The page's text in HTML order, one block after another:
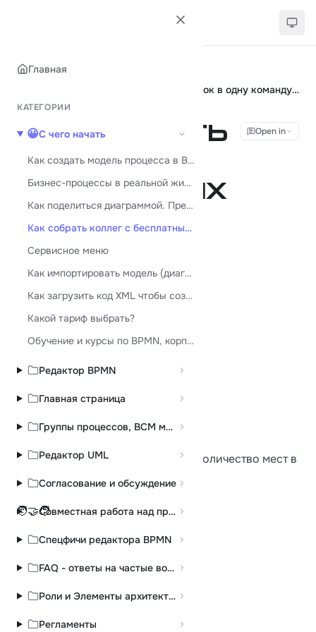
База знаний Stormbpmn
Главная
КАТЕГОРИИ
😀С чего начать
Как создать модель процесса в BPMN
Бизнес-процессы в реальной жизни
Как поделиться диаграммой. Предоставить доступ к ней другому человеку
Как собрать коллег с бесплатных учеток в одну команду и оформить счёт?
Сервисное меню
Как импортировать модель (диаграмму)
Как загрузить код XML чтобы создать диаграмму BPMN
Какой тариф выбрать?
Обучение и курсы по BPMN, корпоративное обучение
Редактор BPMN
Главная страница
Группы процессов, BCM модели
Редактор UML
Согласование и обсуждение
🧑‍🤝‍🧑 Cовместная работа над процессами - работа в команде
Спецфичи редактора BPMN
FAQ - ответы на частые вопросы
Роли и Элементы архитектуры
Регламенты
Главная
Как собрать коллег с бесплатных учеток в одну команду и оформить счёт?
Как собрать
коллег с
бесплатных
учеток в
одну
команду и
оформить
счёт?
Open in
Vova Shishkin
оплатить тариф на необходимое количество мест в
команде
Back to С чего начать